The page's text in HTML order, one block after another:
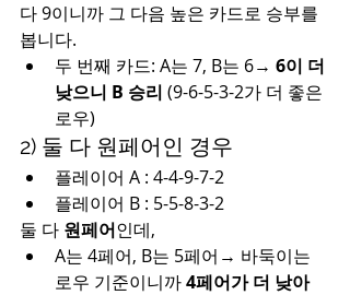
다 9이니까 그 다음 높은 카드로 승부를
봅니다.
두 번째 카드: A는 7, B는 6→ 6이 더
낮으니 B 승리 (9-6-5-3-2가 더 좋은
로우)
2) 둘 다 원페어인 경우
플레이어 A : 4-4-9-7-2
플레이어 B : 5-5-8-3-2
둘 다 원페어인데,
A는 4페어, B는 5페어→ 바둑이는
로우 기준이니까 4페어가 더 낮아